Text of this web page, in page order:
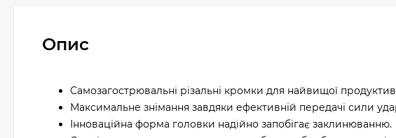
Опис
Самозагострювальні різальні кромки для найвищої
Максимальне знімання завдяки ефективній передачі сили
Інноваційна форма головки надійно запобігає заклинюванню.